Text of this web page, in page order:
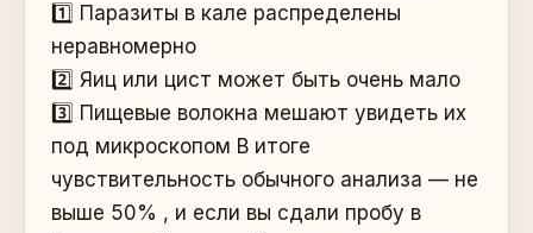
1️⃣ Паразиты в кале распределены
неравномерно
2️⃣ Яиц или цист может быть очень мало
3️⃣ Пищевые волокна мешают увидеть их
под микроскопом В итоге
чувствительность обычного анализа — не
выше 50% , и если вы сдали пробу в